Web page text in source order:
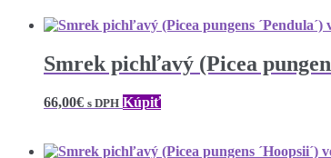
Smrek pichľavý (Picea
66,00€ s DPH Kúpiť